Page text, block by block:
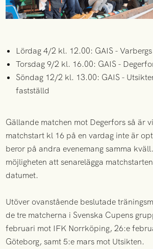
Lördag 4/2 kl. 12.00: GAIS -
Torsdag 9/2 kl. 16.00: GAIS -
Söndag 12/2 kl. 13.00: GAIS -
fastställd
Gällande matchen mot Degerfors så är
matchstart kl 16 på en vardag inte är
beror på andra evenemang samma
möjligheten att senarelägga
datumet.
Utöver ovanstående beslutade
de tre matcherna i Svenska Cupens
februari mot IFK Norrköping, 26:e
Göteborg, samt 5:e mars mot Utsikten.